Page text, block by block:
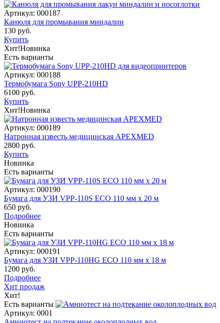
Артикул: 000187
Канюля для промывания миндалин
130 руб.
Купить
Хит!Новинка
Есть варианты
Артикул: 000188
Термобумага Sony UPP-210HD
6100 руб.
Купить
Хит!Новинка
Артикул: 000189
Натронная известь медицинская APEXMED
2800 руб.
Купить
Новинка
Есть варианты
Артикул: 000190
Бумага для УЗИ VPP-110S ECO 110 мм х 20 м
650 руб.
Подробнее
Новинка
Есть варианты
Артикул: 000191
Бумага для УЗИ VPP-110HG ECO 110 мм х 18 м
1200 руб.
Подробнее
Хит продаж
Хит!
Есть варианты
Артикул: 0001